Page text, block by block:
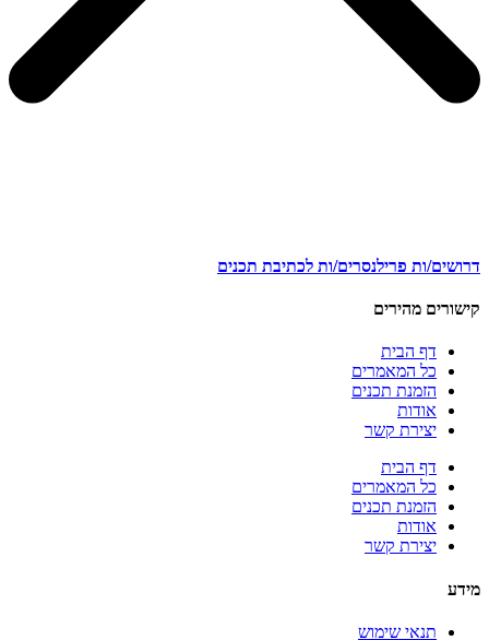
דרושים/ות פרילנסרים/ות לכתיבת תכנים
קישורים מהירים
דף הבית
כל המאמרים
הזמנת תכנים
אודות
יצירת קשר
דף הבית
כל המאמרים
הזמנת תכנים
אודות
יצירת קשר
מידע
תנאי שימוש